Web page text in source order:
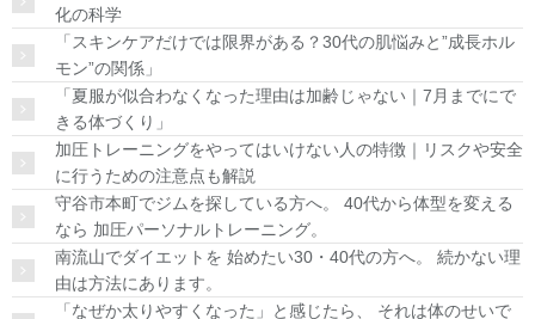
化の科学
「スキンケアだけでは限界がある？30代の肌悩みと”成長ホル
モン”の関係」
「夏服が似合わなくなった理由は加齢じゃない｜7月までにで
きる体づくり」
加圧トレーニングをやってはいけない人の特徴｜リスクや安全
に行うための注意点も解説
守谷市本町でジムを探している方へ。 40代から体型を変える
なら 加圧パーソナルトレーニング。
南流山でダイエットを 始めたい30・40代の方へ。 続かない理
由は方法にあります。
「なぜか太りやすくなった」と感じたら、 それは体のせいで